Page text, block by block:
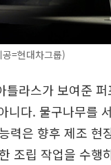
=현대차그룹)
틀라스가 보여준
니다. 물구나무를
력은 향후 제조 현
조립 작업을 수행